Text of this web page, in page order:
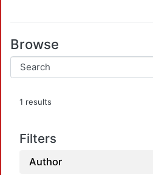
Browse
1 results
Filters
Author